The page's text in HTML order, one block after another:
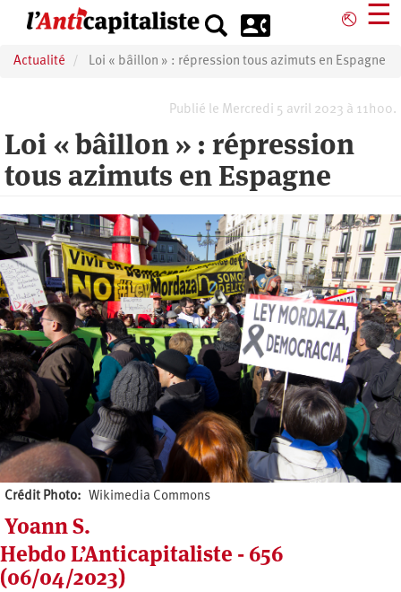
principal
⎋ ☰
Actualité Loi « bâillon » : répression tous azimuts en Espagne
Publié le Mercredi 5 avril 2023 à 11h00.
Loi « bâillon » : répression
tous azimuts en Espagne
Crédit Photo Wikimedia Commons
Yoann S.
Hebdo L’Anticapitaliste - 656
(06/04/2023)